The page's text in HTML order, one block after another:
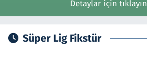
Detaylar için tıklayın
Süper Lig Fikstür